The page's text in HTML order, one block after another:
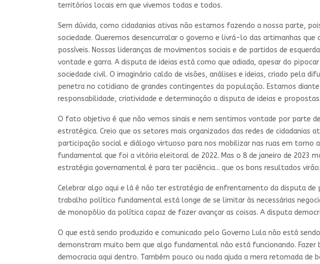
territórios locais em que vivemos todas e todos.
Sem dúvida, como cidadanias ativas não estamos fazendo a nossa parte,
sociedade. Queremos desencurralar o governo e livrá-lo das artimanhas
possíveis. Nossas lideranças de movimentos sociais e de partidos de
vontade e garra. A disputa de ideias está como que adiada, apesar do
sociedade civil. O imaginário caldo de visões, análises e ideias, criado pela
penetra no cotidiano de grandes contingentes da população. Estamos
responsabilidade, criatividade e determinação a disputa de ideias e propostas.
O fato objetivo é que não vemos sinais e nem sentimos vontade por parte
estratégica. Creio que os setores mais organizados das redes de cidadanias
participação social e diálogo virtuoso para nos mobilizar nas ruas em torno
fundamental que foi a vitória eleitoral de 2022. Mas o 8 de janeiro de 2023
estratégia governamental é para ter paciência... que os bons resultados
Celebrar algo aqui e lá é não ter estratégia de enfrentamento da disputa
trabalho político fundamental está longe de se limitar às necessárias
de monopólio da política capaz de fazer avançar as coisas. A disputa
O que está sendo produzido e comunicado pelo Governo Lula não está
demonstram muito bem que algo fundamental não está funcionando.
democracia aqui dentro. Também pouco ou nada ajuda a mera retomada